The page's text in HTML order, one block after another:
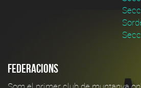
Federacions